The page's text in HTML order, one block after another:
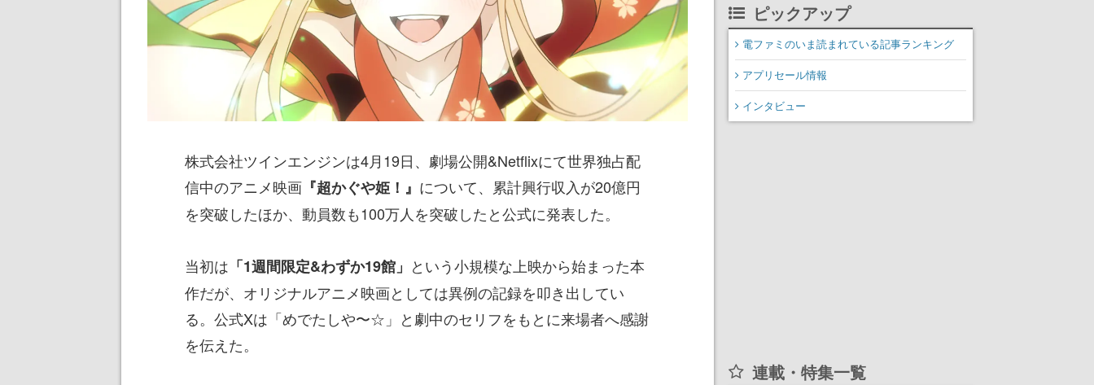
株式会社ツインエンジンは4月19日、劇場公開&Netflixにて世界独占配
信中のアニメ映画 『超かぐや姫！』 について、累計興行収入が20億円
を突破したほか、動員数も100万人を突破したと公式に発表した。
当初は 「1週間限定&わずか19館」 という小規模な上映から始まった本
作だが、オリジナルアニメ映画としては異例の記録を叩き出してい
る。公式Xは「めでたしや〜☆」と劇中のセリフをもとに来場者へ感謝
を伝えた。
前のめり。公式アカウン
トも開設され、2026年リ
ピックアップ
電ファミのいま読まれている記事ランキング
アプリセール情報
インタビュー
連載・特集一覧